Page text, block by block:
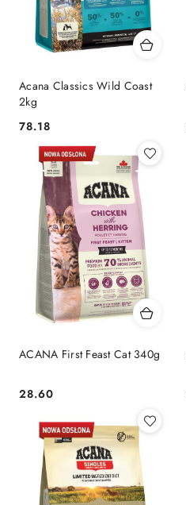
Acana Classics Wild Coast
2kg
Cena:
78.18
ACANA First Feast Cat 340g
Cena:
28.60